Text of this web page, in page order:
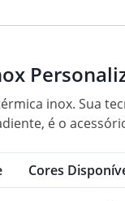
inox. Sua
é o
Cores